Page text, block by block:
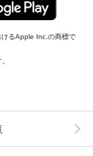
るApple Inc.の商標で